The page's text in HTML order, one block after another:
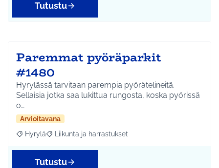
Tutustu
Paremmat pyöräparkit
#1480
Hyrylässä tarvitaan parempia pyörätelineitä.
Sellaisia jotka saa lukittua rungosta, koska pyörissä
o…
Arvioitavana
Rajaa tulokset aihepiirin mukaan: Hyrylä
Hyrylä Rajaa tulokset teeman mukaan: Liikunta ja
Liikunta ja harrastukset
Tutustu